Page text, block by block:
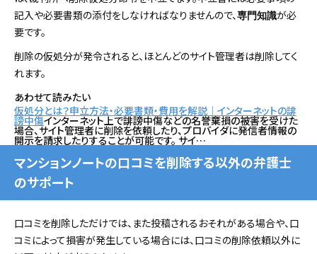
記入や必要書類の添付をしなければなりませんので、専門知識が必
要です。
削除の仮処分が発令されると、ほとんどのサイト管理者は削除してく
れます。
あわせて読みたい
仮処分とは？申立方法・必要書類・費用を解説｜インターネットの誹
謗中傷インターネット上で誹謗中傷などの名誉棄損の被害を受けた
場合、サイト管理者に削除を依頼したり、プロバイダに発信者情報の
開示を請求したりすることが可能です。 サイ…
マンションノートの口コミを削除する以外の弁護士
のサポート
口コミを削除しただけでは、また投稿されるおそれがある場合や、口
コミによって損害が発生している場合には、口コミの削除依頼以外に